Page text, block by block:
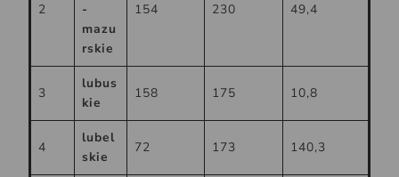
2
-
mazu
rskie
154 230 49,4
3
lubus
kie
158 175 10,8
4
lubel
skie
72 173 140,3